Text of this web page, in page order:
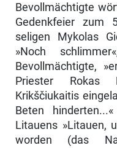
Bevollmächtigte
Gedenkfeier zum
seligen Mykolas
»Noch
Bevollmächtigte,
Priester Rokas
Krikščiukaitis
Beten
Litauens »Litauen,
worden (das